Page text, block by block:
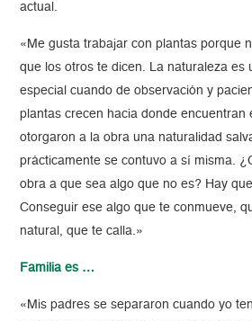
actual.
«Me gusta trabajar con plantas porque
que los otros te dicen. La naturaleza es
especial cuando de observación y
plantas crecen hacia donde encuentran
otorgaron a la obra una naturalidad
prácticamente se contuvo a sí misma.
obra a que sea algo que no es? Hay
Conseguir ese algo que te conmueve,
natural, que te calla.»
Familia es …
«Mis padres se separaron cuando yo